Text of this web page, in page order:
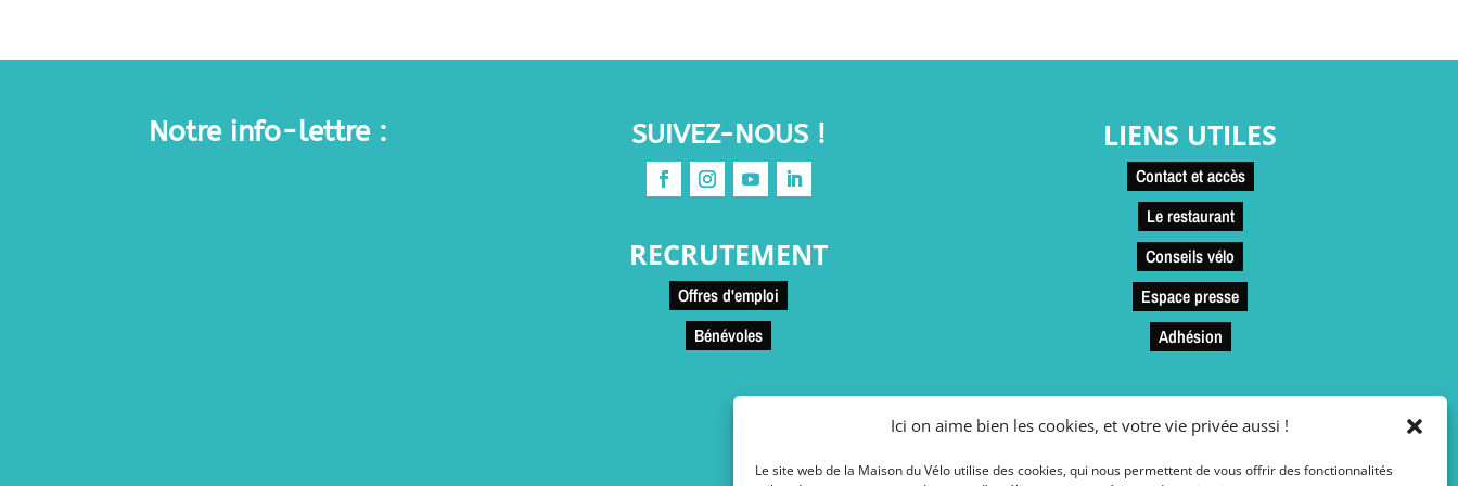
Ici on aime bien les cookies, et votre vie privée aussi !
Le site web de la Maison du Vélo utilise des cookies, qui nous permettent de vous offrir des fonctionnalités
Notre info-lettre : SUIVEZ-NOUS !
RECRUTEMENT
Offres d'emploi
Bénévoles
LIENS UTILES
Contact et accès
Le restaurant
Conseils vélo
Espace presse
Adhésion